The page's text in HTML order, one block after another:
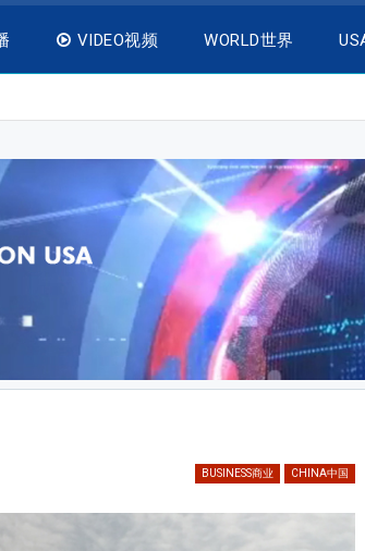
VIDEO视频 WORLD世界
BUSINESS商业 CHINA中国